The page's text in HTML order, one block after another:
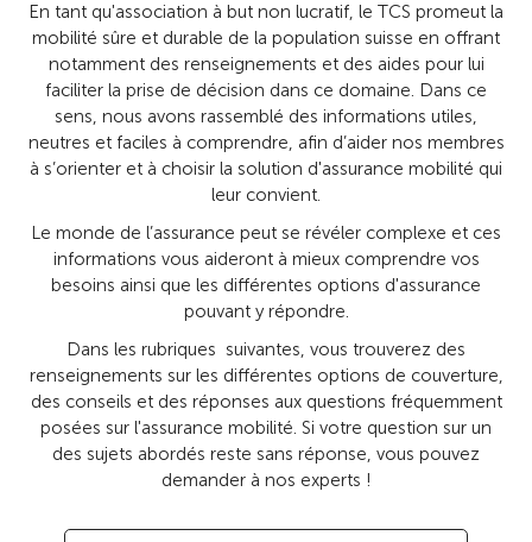
En tant qu'association à but non lucratif, le TCS promeut la
mobilité sûre et durable de la population suisse en offrant
notamment des renseignements et des aides pour lui
faciliter la prise de décision dans ce domaine. Dans ce
sens, nous avons rassemblé des informations utiles,
neutres et faciles à comprendre, afin d’aider nos membres
à s’orienter et à choisir la solution d'assurance mobilité qui
leur convient.
Le monde de l’assurance peut se révéler complexe et ces
informations vous aideront à mieux comprendre vos
besoins ainsi que les différentes options d'assurance
pouvant y répondre.
Dans les rubriques suivantes, vous trouverez des
renseignements sur les différentes options de couverture,
des conseils et des réponses aux questions fréquemment
posées sur l'assurance mobilité. Si votre question sur un
des sujets abordés reste sans réponse, vous pouvez
demander à nos experts !